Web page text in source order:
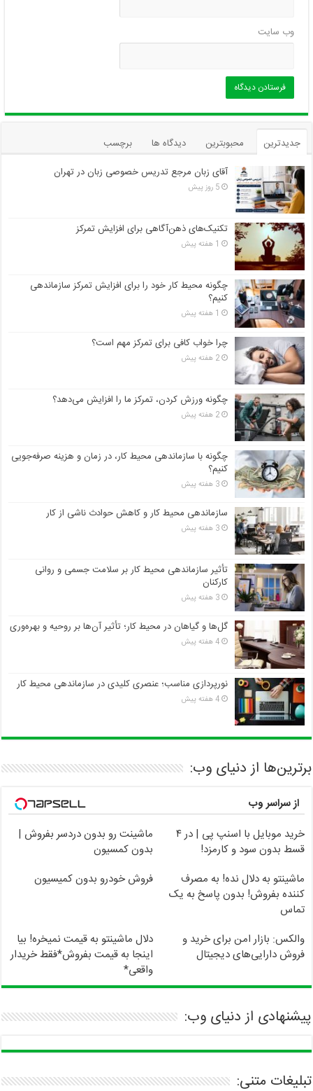
وب‌ سایت
جدیدترین محبوبترین دیدگاه ها
برچسب
آقای زبان مرجع تدریس خصوصی زبان در تهران
5 روز پیش
تکنیک‌های ذهن‌آگاهی برای افزایش تمرکز
1 هفته پیش
چگونه محیط کار خود را برای افزایش تمرکز سازماندهی
کنیم؟
1 هفته پیش
چرا خواب کافی برای تمرکز مهم است؟
2 هفته پیش
چگونه ورزش کردن، تمرکز ما را افزایش می‌دهد؟
2 هفته پیش
چگونه با سازماندهی محیط کار، در زمان و هزینه صرفه‌جویی
کنیم؟
3 هفته پیش
سازماندهی محیط کار و کاهش حوادث ناشی از کار
3 هفته پیش
تأثیر سازماندهی محیط کار بر سلامت جسمی و روانی
کارکنان
3 هفته پیش
گل‌ها و گیاهان در محیط کار؛ تأثیر آن‌ها بر روحیه و بهره‌وری
4 هفته پیش
نورپردازی مناسب؛ عنصری کلیدی در سازماندهی محیط کار
4 هفته پیش
برترین‌ها از دنیای وب:
از سراسر وب
خرید موبایل با اسنپ پی | در ۴
قسط بدون سود و کارمزد!
ماشینت رو بدون دردسر بفروش |
بدون کمسیون
ماشینتو به دلال نده! به مصرف
کننده بفروش! بدون پاسخ به یک
تماس
فروش خودرو بدون کمیسیون
والکس: بازار امن برای خرید و
فروش دارایی‌های دیجیتال
دلال ماشینتو به قیمت نمیخره! بیا
اینجا به قیمت بفروش*فقط خریدار
واقعی*
پیشنهادی از دنیای وب:
تبلیغات متنی: